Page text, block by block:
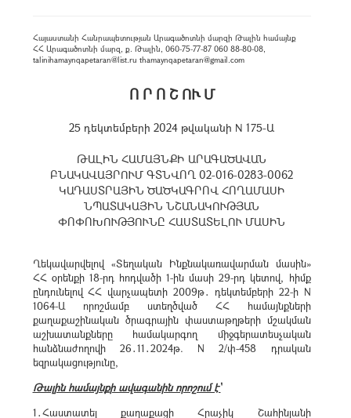
Հայաստանի Հանրապետության Արագածոտնի մարզի Թալին համայնք
ՀՀ Արագածոտնի մարզ, ք. Թալին, 060-75-77-87 060 88-80-08,
talinihamaynqapetaran@list.ru thamaynqapetaran@gmail.com
Ո Ր Ո Շ ՈՒ Մ
25 դեկտեմբերի 2024 թվականի N 175-Ա
ԹԱԼԻՆ ՀԱՄԱՅՆՔԻ ԱՐԱԳԱԾԱՎԱՆ
ԲՆԱԿԱՎԱՅՐՈՒՄ ԳՏՆՎՈՂ 02-016-0283-0062
ԿԱԴԱՍՏՐԱՅԻՆ ԾԱԾԿԱԳՐՈՎ ՀՈՂԱՄԱՍԻ
ՆՊԱՏԱԿԱՅԻՆ ՆՇԱՆԱԿՈՒԹՅԱՆ
ՓՈՓՈԽՈՒԹՅՈՒՆԸ ՀԱՍՏԱՏԵԼՈՒ ՄԱՍԻՆ
Ղեկավարվելով «Տեղական Ինքնակառավարման մասին»
ՀՀ օրենքի 18-րդ հոդվածի 1-ին մասի 29-րդ կետով, հիմք
ընդունելով ՀՀ վարչապետի 2009թ․ դեկտեմբերի 22-ի N
1064-Ա որոշմամբ ստեղծված ՀՀ համայնքների
քաղաքաշինական ծրագրային փաստաթղթերի մշակման
աշխատանքները համակարգող միջգերատեսչական
հանձնաժողովի 26․11․2024թ. N 2/փ-458 դրական
եզրակացությունը,
Թալին համայնքի ավագանին որոշում է՝
1․Հաստատել քաղաքացի Հրաչիկ Շահինյանի